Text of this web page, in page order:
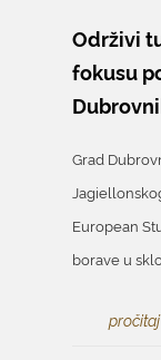
Održivi
fokusu
Grad
European
borave u